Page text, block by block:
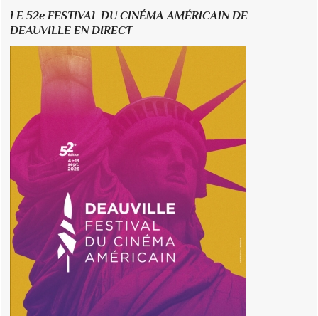
LE 52e FESTIVAL DU CINÉMA AMÉRICAIN DE
DEAUVILLE EN DIRECT